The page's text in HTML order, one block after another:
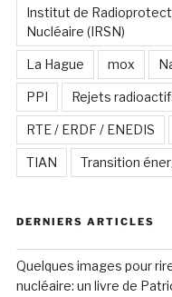
Institut de
Nucléaire (IRSN)
La Hague mox
PPI Rejets
RTE / ERDF / ENEDIS
TIAN Transition
DERNIERS ARTICLES
Quelques images pour
nucléaire: un livre de